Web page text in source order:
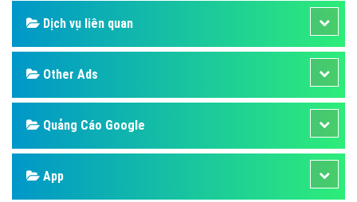
Dịch vụ liên quan
Other Ads
Quảng Cáo Google
App